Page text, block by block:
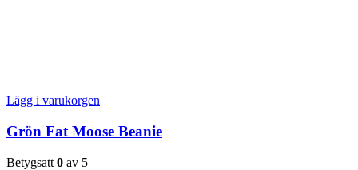
Lägg i varukorgen
Grön Fat Moose Beanie
Betygsatt 0 av 5